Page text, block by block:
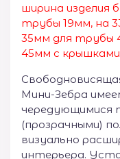
ширина изделия
трубы 19мм, на
35мм для трубы
45мм с
Мини-Зебра
чередующимися
(прозрачными)
визуально
интерьера.